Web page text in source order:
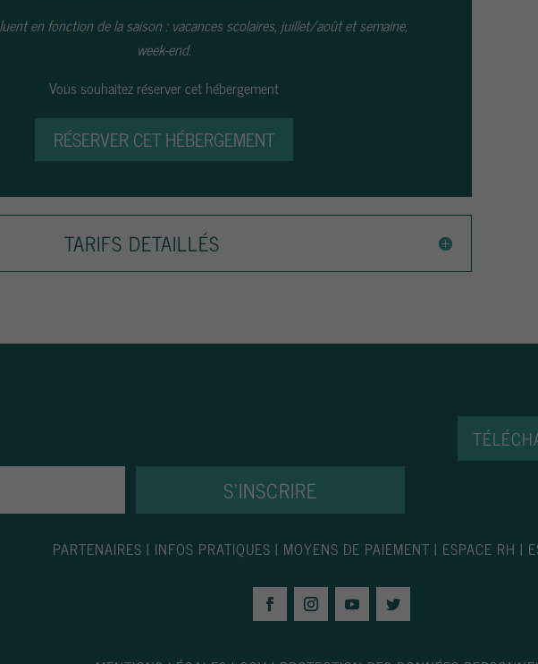
en fonction de la saison : vacances scolaires, juillet/août et semaine,
week-end.
Vous souhaitez réserver cet hébergement
RÉSERVER CET HÉBERGEMENT
TARIFS DETAILLÉS
S'INSCRIRE
PARTENAIRES | INFOS PRATIQUES | MOYENS DE PAIEMENT | ESPACE RH |